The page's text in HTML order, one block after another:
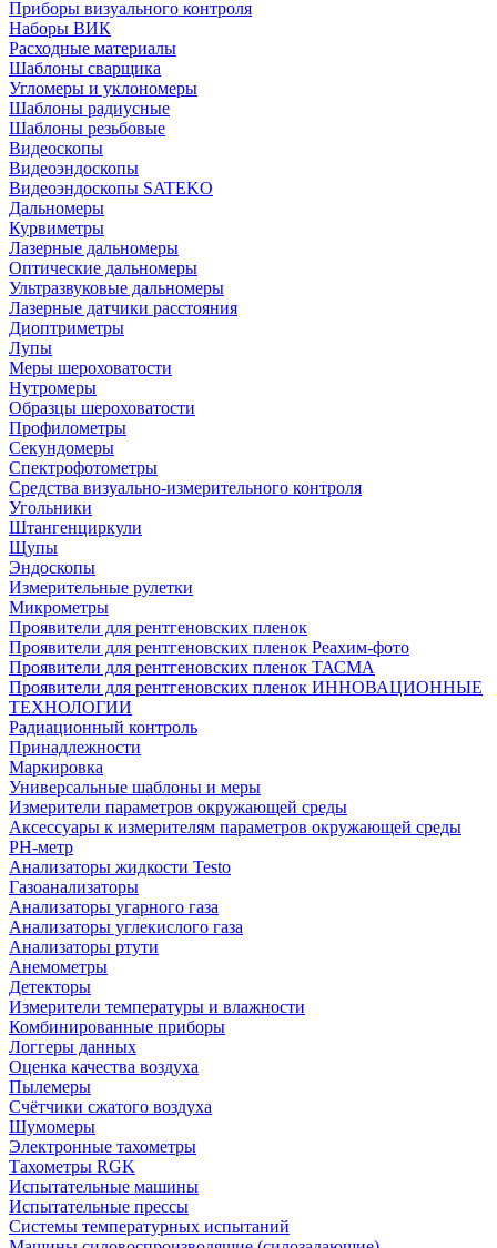
Приборы визуального контроля
Наборы ВИК
Расходные материалы
Шаблоны сварщика
Угломеры и уклономеры
Шаблоны радиусные
Шаблоны резьбовые
Видеоскопы
Видеоэндоскопы
Видеоэндоскопы SATEKO
Дальномеры
Курвиметры
Лазерные дальномеры
Оптические дальномеры
Ультразвуковые дальномеры
Лазерные датчики расстояния
Диоптриметры
Лупы
Меры шероховатости
Нутромеры
Образцы шероховатости
Профилометры
Секундомеры
Спектрофотометры
Средства визуально-измерительного контроля
Угольники
Штангенциркули
Щупы
Эндоскопы
Измерительные рулетки
Микрометры
Проявители для рентгеновских пленок
Проявители для рентгеновских пленок Реахим-фото
Проявители для рентгеновских пленок ТАСМА
Проявители для рентгеновских пленок ИННОВАЦИОННЫЕ
ТЕХНОЛОГИИ
Радиационный контроль
Принадлежности
Маркировка
Универсальные шаблоны и меры
Измерители параметров окружающей среды
Аксессуары к измерителям параметров окружающей среды
PH-метр
Анализаторы жидкости Testo
Газоанализаторы
Анализаторы угарного газа
Анализаторы углекислого газа
Анализаторы ртути
Анемометры
Детекторы
Измерители температуры и влажности
Комбинированные приборы
Логгеры данных
Оценка качества воздуха
Пылемеры
Счётчики сжатого воздуха
Шумомеры
Электронные тахометры
Тахометры RGK
Испытательные машины
Испытательные прессы
Системы температурных испытаний